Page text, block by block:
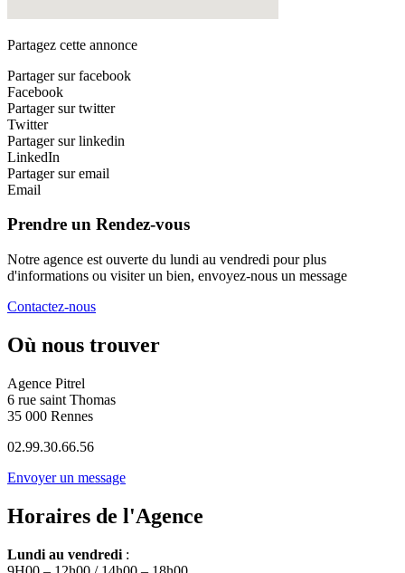
Partagez cette annonce
Partager sur facebook
Facebook
Partager sur twitter
Twitter
Partager sur linkedin
LinkedIn
Partager sur email
Email
Prendre un Rendez-vous
Notre agence est ouverte du lundi au vendredi pour plus
d'informations ou visiter un bien, envoyez-nous un message
Contactez-nous
Où nous trouver
Agence Pitrel
6 rue saint Thomas
35 000 Rennes
02.99.30.66.56
Envoyer un message
Horaires de l'Agence
Lundi au vendredi :